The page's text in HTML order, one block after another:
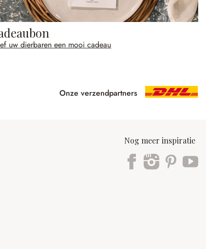
uw dierbaren een mooi cadeau
Onze verzendpartners
Nog meer inspiratie